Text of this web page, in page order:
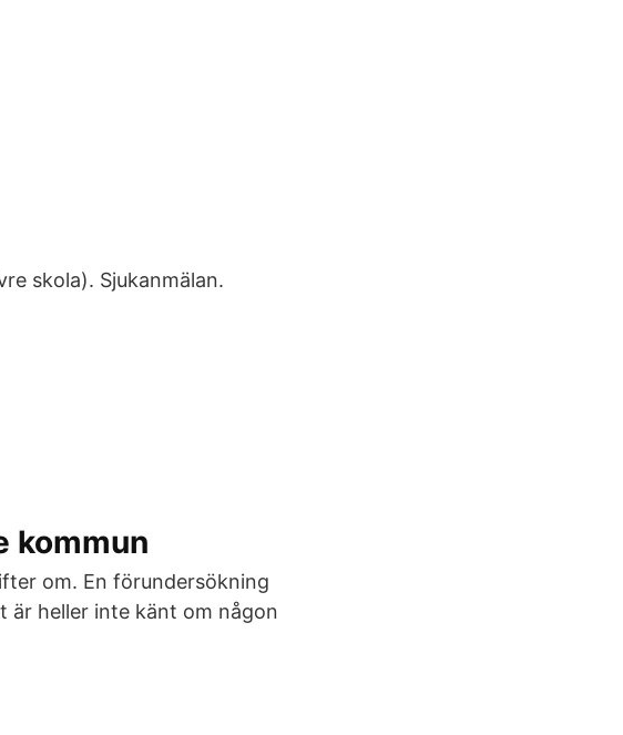
skola). Sjukanmälan.
kommun
om. En förundersökning
är heller inte känt om någon